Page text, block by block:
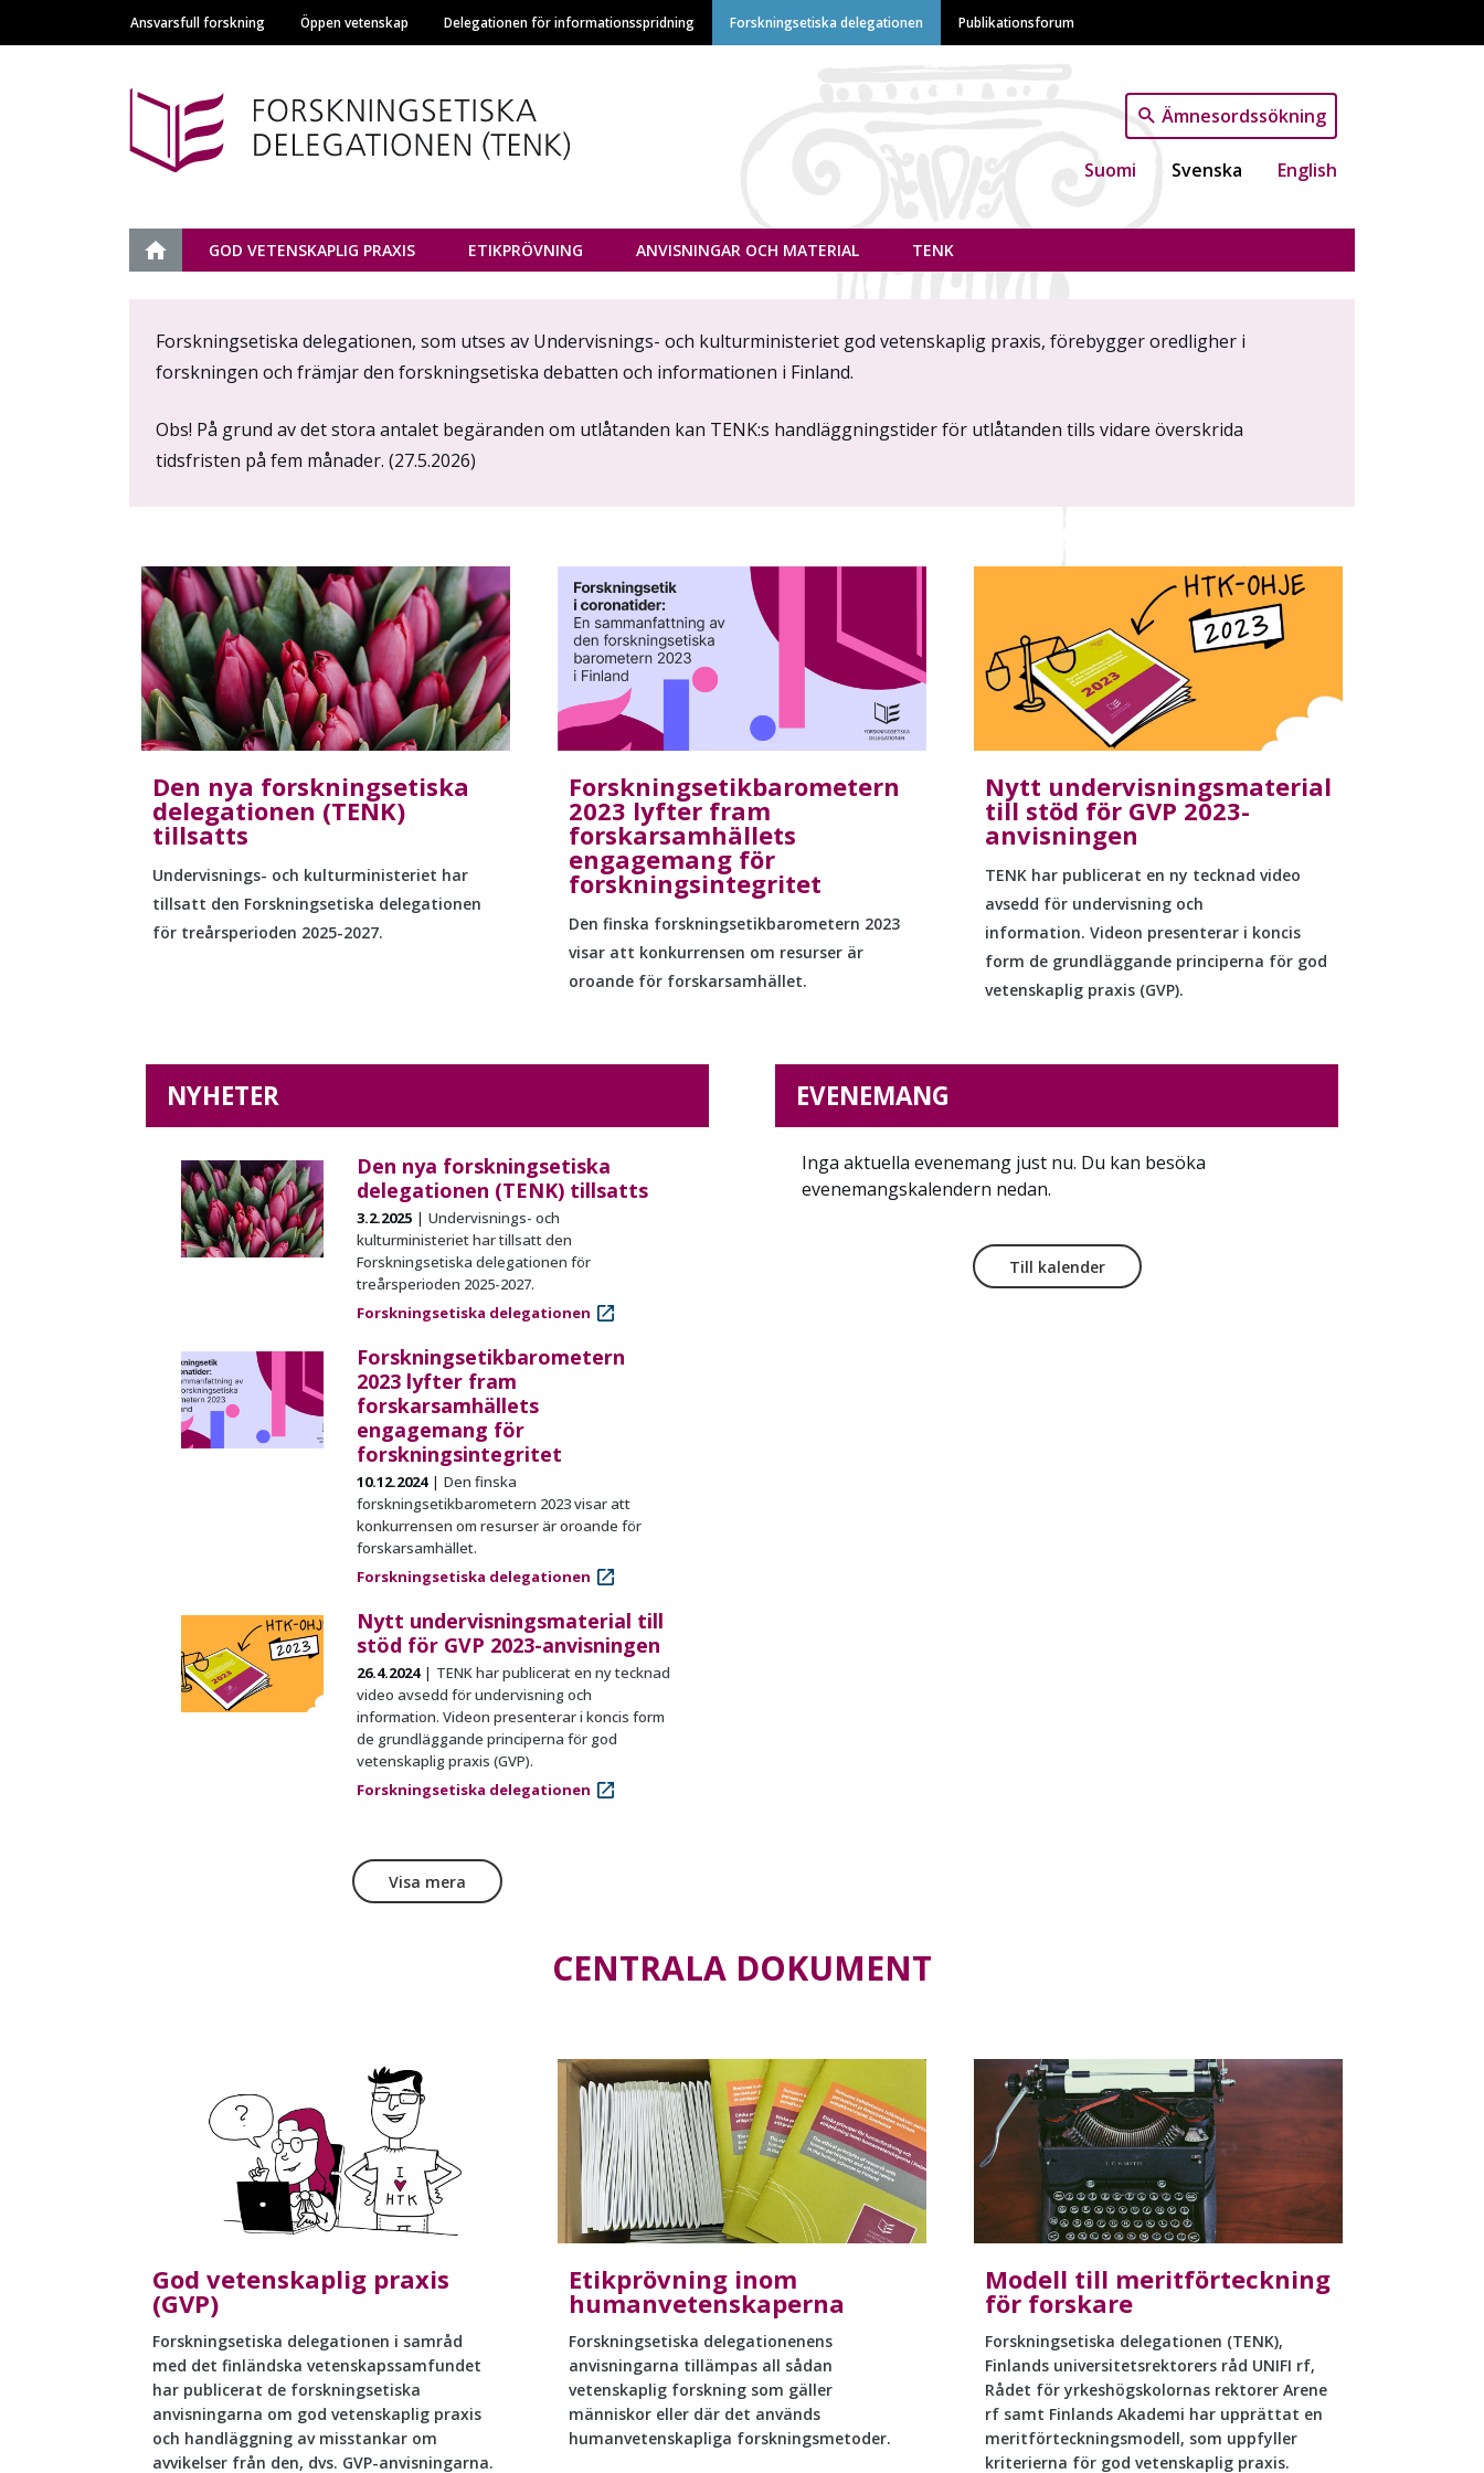
Hoppa
till
Main navigation
Ansvarsfull forskning Öppen vetenskap Delegationen för informationsspridning Forskningsetiska delegationen Publikationsforum
Ämnesordssökning
Suomi Svenska English
Tutkimuseettinen neuvottelukunta
ETUSIVUGOD VETENSKAPLIG PRAXIS ETIKPRÖVNING ANVISNINGAR OCH MATERIAL TENK
Content
markup
Forskningsetiska delegationen, som utses av Undervisnings- och kulturministeriet god vetenskaplig praxis, förebygger oredligher i
forskningen och främjar den forskningsetiska debatten och informationen i Finland.
Obs! På grund av det stora antalet begäranden om utlåtanden kan TENK:s handläggningstider för utlåtanden tills vidare överskrida
tidsfristen på fem månader. (27.5.2026)
Den nya forskningsetiska
delegationen (TENK)
tillsatts
Undervisnings- och kulturministeriet har
tillsatt den Forskningsetiska delegationen
för treårsperioden 2025-2027.
Forskningsetikbarometern
2023 lyfter fram
forskarsamhällets
engagemang för
forskningsintegritet
Den finska forskningsetikbarometern 2023
visar att konkurrensen om resurser är
oroande för forskarsamhället.
Nytt undervisningsmaterial
till stöd för GVP 2023-
anvisningen
TENK har publicerat en ny tecknad video
avsedd för undervisning och
information. Videon presenterar i koncis
form de grundläggande principerna för god
vetenskaplig praxis (GVP).
NYHETER
Den nya forskningsetiska
delegationen (TENK) tillsatts
3.2.2025
Undervisnings- och
kulturministeriet har tillsatt den
Forskningsetiska delegationen för
treårsperioden 2025-2027.
Forskningsetiska delegationen
Forskningsetikbarometern
2023 lyfter fram
forskarsamhällets
engagemang för
forskningsintegritet
10.12.2024
Den finska
forskningsetikbarometern 2023 visar att
konkurrensen om resurser är oroande för
forskarsamhället.
Forskningsetiska delegationen
Nytt undervisningsmaterial till
stöd för GVP 2023-anvisningen
26.4.2024
TENK har publicerat en ny tecknad
video avsedd för undervisning och
information. Videon presenterar i koncis form
de grundläggande principerna för god
vetenskaplig praxis (GVP).
Forskningsetiska delegationen
Visa mera
EVENEMANG
Inga aktuella evenemang just nu. Du kan besöka
evenemangskalendern nedan.
Till kalender
CENTRALA DOKUMENT
God vetenskaplig praxis
(GVP)
Forskningsetiska delegationen i samråd
med det finländska vetenskapssamfundet
har publicerat de forskningsetiska
anvisningarna om god vetenskaplig praxis
och handläggning av misstankar om
avvikelser från den, dvs. GVP-anvisningarna.
Etikprövning inom
humanvetenskaperna
Forskningsetiska delegationenens
anvisningarna tillämpas all sådan
vetenskaplig forskning som gäller
människor eller där det används
humanvetenskapliga forskningsmetoder.
Modell till meritförteckning
för forskare
Forskningsetiska delegationen (TENK),
Finlands universitetsrektorers råd UNIFI rf,
Rådet för yrkeshögskolornas rektorer Arene
rf samt Finlands Akademi har upprättat en
meritförteckningsmodell, som uppfyller
kriterierna för god vetenskaplig praxis.